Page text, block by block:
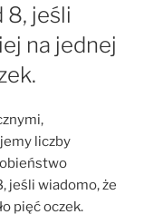
8, jeśli
na jednej
liczby
jeśli wiadomo, że
pięć oczek.